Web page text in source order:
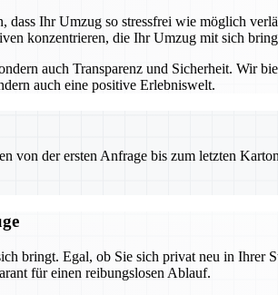
Ihr Umzug so stressfrei wie möglich
konzentrieren, die Ihr Umzug mit sich
auch Transparenz und Sicherheit. Wir
auch eine positive Erlebniswelt.
von der ersten Anfrage bis zum letzten
bringt. Egal, ob Sie sich privat neu in Ihrer
für einen reibungslosen Ablauf.